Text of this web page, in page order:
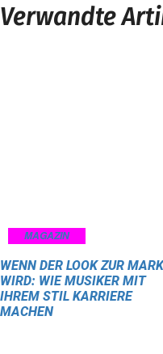
Verwandte
MAGAZIN
WENN DER LOOK ZUR
WIRD: WIE MUSIKER MIT
IHREM STIL KARRIERE
MACHEN